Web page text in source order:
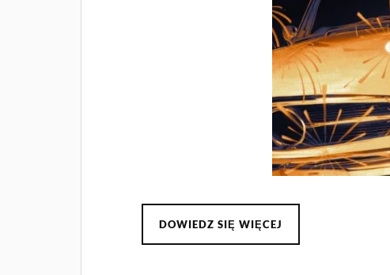
DOWIEDZ SIĘ WIĘCEJ